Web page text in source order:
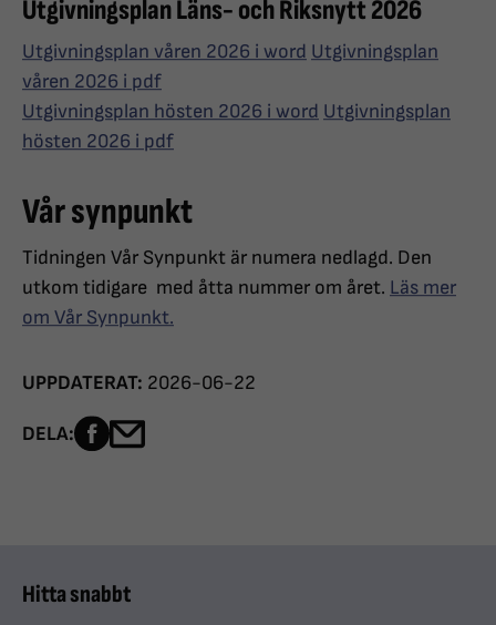
Utgivningsplan Läns- och Riksnytt 2026
Utgivningsplan våren 2026 i word Utgivningsplan
våren 2026 i pdf
Utgivningsplan hösten 2026 i word Utgivningsplan
hösten 2026 i pdf
Vår synpunkt
Tidningen Vår Synpunkt är numera nedlagd. Den
utkom tidigare med åtta nummer om året. Läs mer
om Vår Synpunkt.
UPPDATERAT: 2026-06-22
DELA: Dela sidan på Facebook
Hitta snabbt